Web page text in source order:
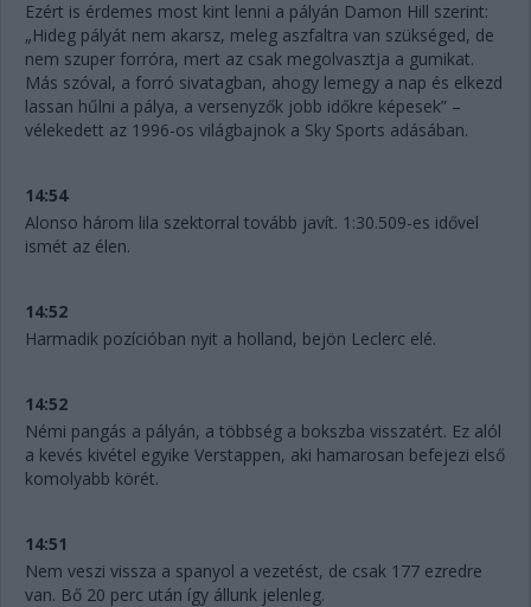
Ezért is érdemes most kint lenni a pályán Damon Hill szerint:
„Hideg pályát nem akarsz, meleg aszfaltra van szükséged, de
nem szuper forróra, mert az csak megolvasztja a gumikat.
Más szóval, a forró sivatagban, ahogy lemegy a nap és elkezd
lassan hűlni a pálya, a versenyzők jobb időkre képesek” –
vélekedett az 1996-os világbajnok a Sky Sports adásában.
14:54
Alonso három lila szektorral tovább javít. 1:30.509-es idővel
ismét az élen.
14:52
Harmadik pozícióban nyit a holland, bejön Leclerc elé.
14:52
Némi pangás a pályán, a többség a bokszba visszatért. Ez alól
a kevés kivétel egyike Verstappen, aki hamarosan befejezi első
komolyabb körét.
14:51
Nem veszi vissza a spanyol a vezetést, de csak 177 ezredre
van. Bő 20 perc után így állunk jelenleg.